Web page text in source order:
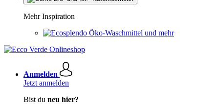
Mehr Inspiration
Öko-Waschmittel und mehr
Anmelden
Jetzt anmelden
Bist du neu hier?